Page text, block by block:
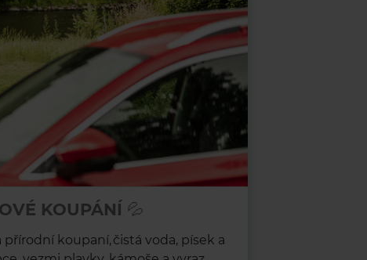
KOUPÁNÍ 💦
koupaní, čistá voda, písek a